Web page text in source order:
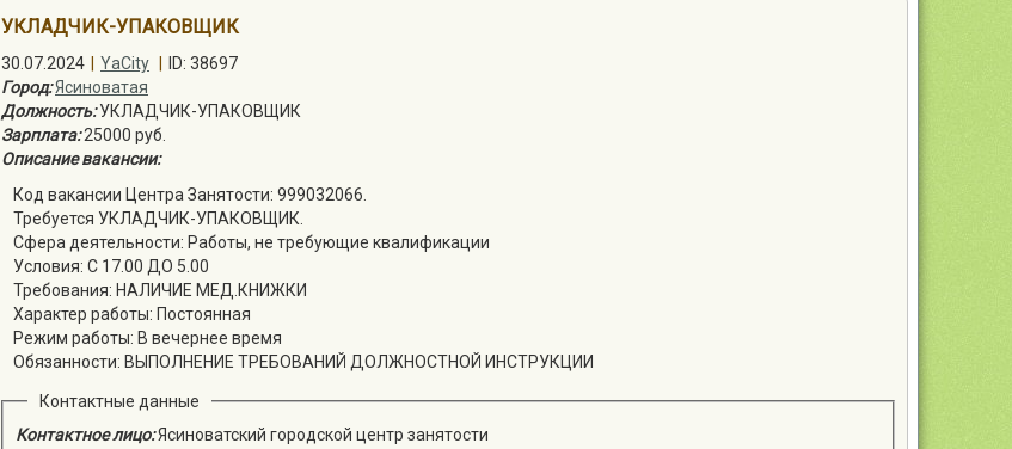
УКЛАДЧИК-УПАКОВЩИК
30.07.2024 YaCity
ID: 38697
Город:Ясиноватая
Должность: УКЛАДЧИК-УПАКОВЩИК
Зарплата:25000 руб.
Описание вакансии:
Код вакансии Центра Занятости: 999032066.
Требуется УКЛАДЧИК-УПАКОВЩИК.
Сфера деятельности: Работы, не требующие квалификации
Условия: С 17.00 ДО 5.00
Требования: НАЛИЧИЕ МЕД.КНИЖКИ
Характер работы: Постоянная
Режим работы: В вечернее время
Обязанности: ВЫПОЛНЕНИЕ ТРЕБОВАНИЙ ДОЛЖНОСТНОЙ ИНСТРУКЦИИ
Контактные данные
Контактное лицо:Ясиноватский городской центр занятости